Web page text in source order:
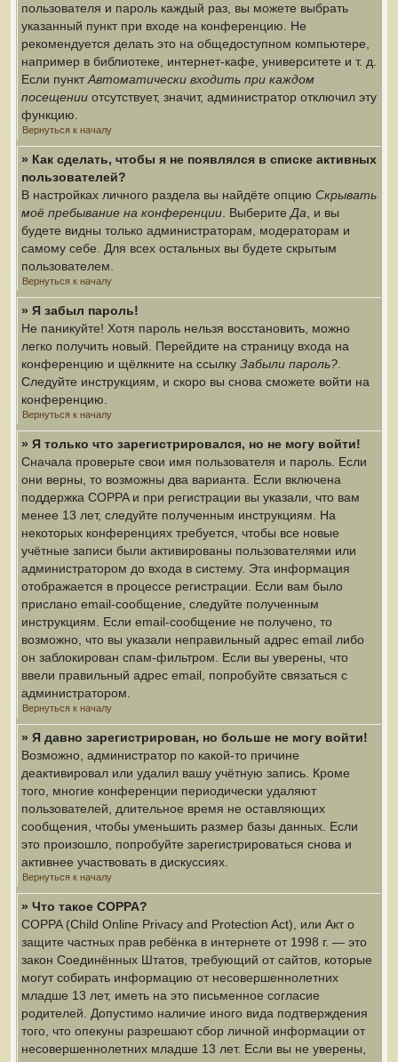
пользователя и пароль каждый раз, вы можете выбрать
указанный пункт при входе на конференцию. Не
рекомендуется делать это на общедоступном компьютере,
например в библиотеке, интернет-кафе, университете и т. д.
Если пунктАвтоматически входить при каждом
посещении отсутствует, значит, администратор отключил эту
функцию.
Вернуться к началу
» Как сделать, чтобы я не появлялся в списке активных
пользователей?
В настройках личного раздела вы найдёте опцию Скрывать
моё пребывание на конференции . Выберите Да , и вы
будете видны только администраторам, модераторам и
самому себе. Для всех остальных вы будете скрытым
пользователем.
Вернуться к началу
» Я забыл пароль!
Не паникуйте! Хотя пароль нельзя восстановить, можно
легко получить новый. Перейдите на страницу входа на
конференцию и щёлкните на ссылку Забыли пароль?
Следуйте инструкциям, и скоро вы снова сможете войти на
конференцию.
Вернуться к началу
» Я только что зарегистрировался, но не могу войти!
Сначала проверьте свои имя пользователя и пароль. Если
они верны, то возможны два варианта. Если включена
поддержка COPPA и при регистрации вы указали, что вам
менее 13 лет, следуйте полученным инструкциям. На
некоторых конференциях требуется, чтобы все новые
учётные записи были активированы пользователями или
администратором до входа в систему. Эта информация
отображается в процессе регистрации. Если вам было
прислано email-сообщение, следуйте полученным
инструкциям. Если email-сообщение не получено, то
возможно, что вы указали неправильный адрес email либо
он заблокирован спам-фильтром. Если вы уверены, что
ввели правильный адрес email, попробуйте связаться с
администратором.
Вернуться к началу
» Я давно зарегистрирован, но больше не могу войти!
Возможно, администратор по какой-то причине
деактивировал или удалил вашу учётную запись. Кроме
того, многие конференции периодически удаляют
пользователей, длительное время не оставляющих
сообщения, чтобы уменьшить размер базы данных. Если
это произошло, попробуйте зарегистрироваться снова и
активнее участвовать в дискуссиях.
Вернуться к началу
» Что такое COPPA?
COPPA (Child Online Privacy and Protection Act), или Акт о
защите частных прав ребёнка в интернете от 1998 г. — это
закон Соединённых Штатов, требующий от сайтов, которые
могут собирать информацию от несовершеннолетних
младше 13 лет, иметь на это письменное согласие
родителей. Допустимо наличие иного вида подтверждения
того, что опекуны разрешают сбор личной информации от
несовершеннолетних младше 13 лет. Если вы не уверены,